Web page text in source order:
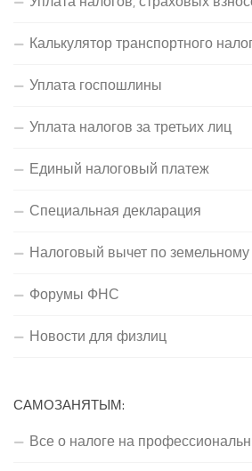
Калькулятор транспортного
Уплата госпошлины
Уплата налогов за третьих лиц
Единый налоговый платеж
Специальная декларация
Налоговый вычет по земельному
Форумы ФНС
Новости для физлиц
САМОЗАНЯТЫМ:
Все о налоге на